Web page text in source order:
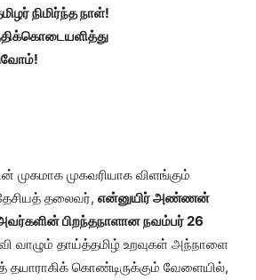
நிமிர்ந்த நாள்!
முகமாக முகவரியாக விளங்கும்
தலைவர், என்னுயிர் அண்ணன்
பிறந்தநாளான நவம்பர் 26
வாழும் தாய்த்தமிழ் உறவுகள் அந்நாளை
கொண்டிருக்கும் வேளையில்,